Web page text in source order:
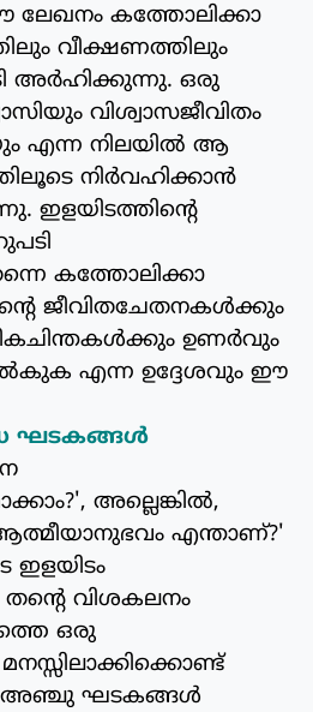
കത്തോലിക്കാ
വീക്ഷണത്തിലും
അര്‍ഹിക്കുന്നു. ഒരു
വിശ്വാസജീവിതം
എന്ന നിലയില്‍ ആ
നിര്‍വഹിക്കാന്‍
ഇളയിടത്തിന്റെ
കത്തോലിക്കാ
ജീവിതചേതനകള്‍ക്കും
ഉണര്‍വും
എന്ന ഉദ്ദേശവും ഈ
ഘടകങ്ങള്‍
അല്ലെങ്കില്‍,
ആത്മീയാനുഭവം എന്താണ്?'
ഇളയിടം
വിശകലനം
ഒരു
അഞ്ചു ഘടകങ്ങള്‍